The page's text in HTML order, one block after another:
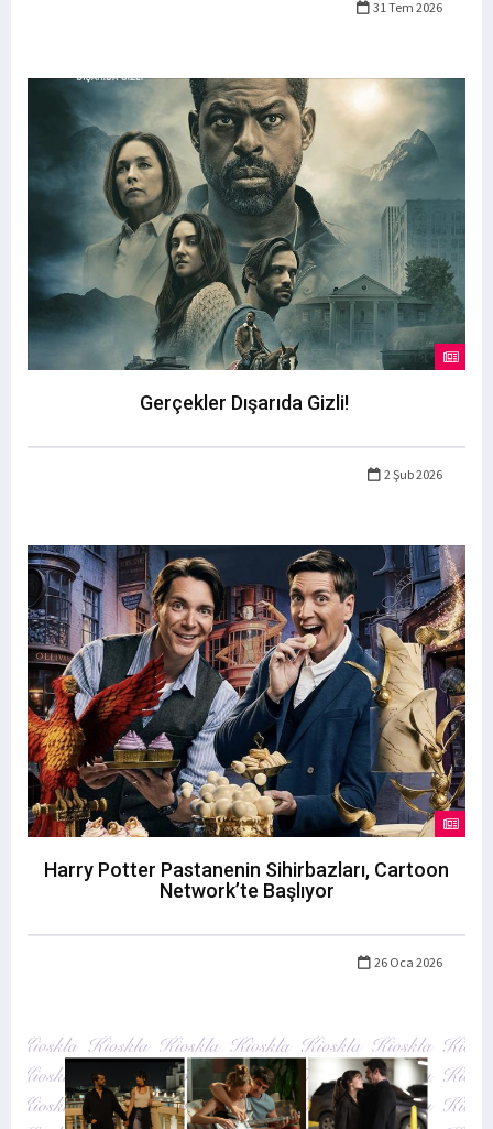
31 Tem 2026
Gerçekler Dışarıda Gizli!
2 Şub 2026
Harry Potter Pastanenin Sihirbazları, Cartoon
Network’te Başlıyor
26 Oca 2026